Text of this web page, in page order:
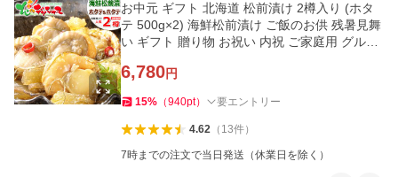
お中元 ギフト 北海道 松前漬け 2樽入り (ホタ
テ 500g×2) 海鮮松前漬け ご飯のお供 残暑見舞
い ギフト 贈り物 お祝い 内祝 ご家庭用 グルメ
6,780円
15% （940pt） 要エントリー
4.62（ 13件）
7時までの注文で当日発送（休業日を除く）